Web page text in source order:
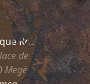
Rolex
de l’Église
Megève